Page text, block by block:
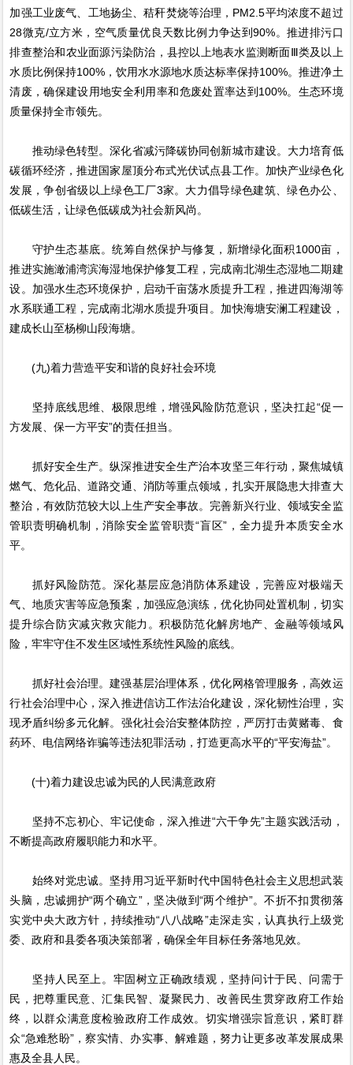
加强工业废气、工地扬尘、秸秆焚烧等治理，PM2.5平均浓度不超过
28微克/立方米，空气质量优良天数比例力争达到90%。推进排污口
排查整治和农业面源污染防治，县控以上地表水监测断面Ⅲ类及以上
水质比例保持100%，饮用水水源地水质达标率保持100%。推进净土
清废，确保建设用地安全利用率和危废处置率达到100%。生态环境
质量保持全市领先。
推动绿色转型。深化省减污降碳协同创新城市建设。大力培育低
碳循环经济，推进国家屋顶分布式光伏试点县工作。加快产业绿色化
发展，争创省级以上绿色工厂3家。大力倡导绿色建筑、绿色办公、
低碳生活，让绿色低碳成为社会新风尚。
守护生态基底。统筹自然保护与修复，新增绿化面积1000亩，
推进实施澉浦湾滨海湿地保护修复工程，完成南北湖生态湿地二期建
设。加强水生态环境保护，启动千亩荡水质提升工程，推进四海湖等
水系联通工程，完成南北湖水质提升项目。加快海塘安澜工程建设，
建成长山至杨柳山段海塘。
(九)着力营造平安和谐的良好社会环境
坚持底线思维、极限思维，增强风险防范意识，坚决扛起“促一
方发展、保一方平安”的责任担当。
抓好安全生产。纵深推进安全生产治本攻坚三年行动，聚焦城镇
燃气、危化品、道路交通、消防等重点领域，扎实开展隐患大排查大
整治，有效防范较大以上生产安全事故。完善新兴行业、领域安全监
管职责明确机制，消除安全监管职责“盲区”，全力提升本质安全水
平。
抓好风险防范。深化基层应急消防体系建设，完善应对极端天
气、地质灾害等应急预案，加强应急演练，优化协同处置机制，切实
提升综合防灾减灾救灾能力。积极防范化解房地产、金融等领域风
险，牢牢守住不发生区域性系统性风险的底线。
抓好社会治理。建强基层治理体系，优化网格管理服务，高效运
行社会治理中心，深入推进信访工作法治化建设，深化韧性治理，实
现矛盾纠纷多元化解。强化社会治安整体防控，严厉打击黄赌毒、食
药环、电信网络诈骗等违法犯罪活动，打造更高水平的“平安海盐”。
(十)着力建设忠诚为民的人民满意政府
坚持不忘初心、牢记使命，深入推进“六干争先”主题实践活动，
不断提高政府履职能力和水平。
始终对党忠诚。坚持用习近平新时代中国特色社会主义思想武装
头脑，忠诚拥护“两个确立”，坚决做到“两个维护”。不折不扣贯彻落
实党中央大政方针，持续推动“八八战略”走深走实，认真执行上级党
委、政府和县委各项决策部署，确保全年目标任务落地见效。
坚持人民至上。牢固树立正确政绩观，坚持问计于民、问需于
民，把尊重民意、汇集民智、凝聚民力、改善民生贯穿政府工作始
终，以群众满意度检验政府工作成效。切实增强宗旨意识，紧盯群
众“急难愁盼”，察实情、办实事、解难题，努力让更多改革发展成果
惠及全县人民。